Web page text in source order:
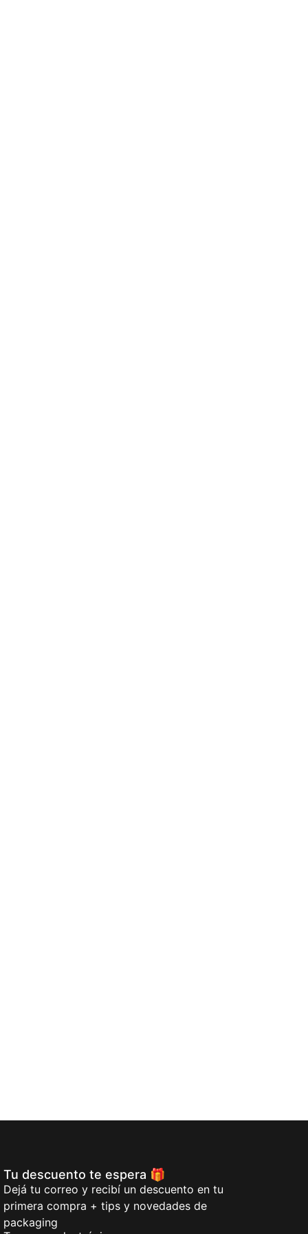
Tu descuento te espera 🎁
Dejá tu correo y recibí un descuento en tu
primera compra + tips y novedades de
packaging